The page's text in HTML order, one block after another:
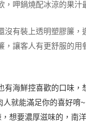
，呷鍋燒配冰涼的果汁
沒有裝上透明塑膠簾
，讓客人有更舒服的
有海鮮控喜歡的口味，
人就能滿足你的喜好唷~
想要濃厚滋味的，南